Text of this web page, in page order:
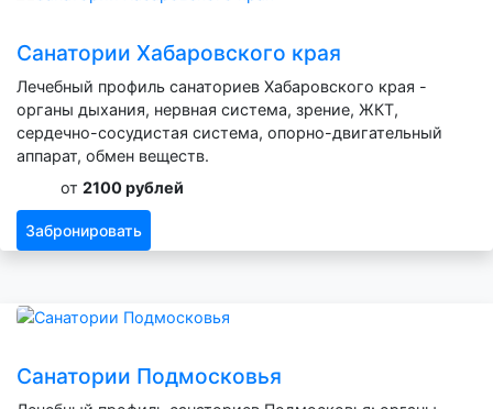
Санатории Хабаровского края
Лечебный профиль санаториев Хабаровского края -
органы дыхания, нервная система, зрение, ЖКТ,
сердечно-сосудистая система, опорно-двигательный
аппарат, обмен веществ.
от 2100 рублей
Забронировать
Санатории Подмосковья